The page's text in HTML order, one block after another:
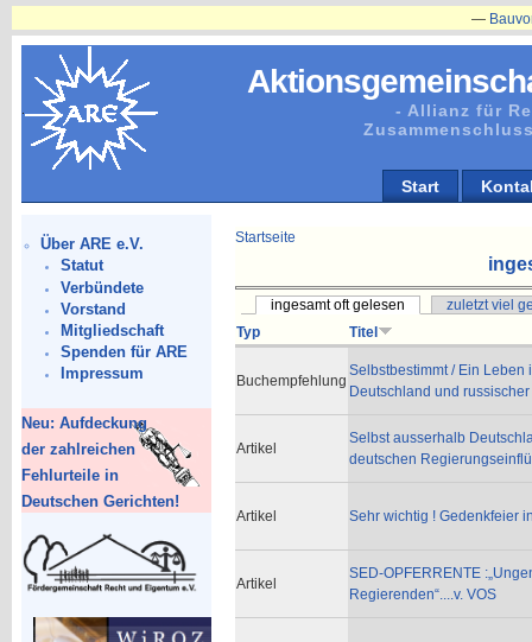
- Allianz für
Start
Über ARE e.V.
Statut
Verbündete
Vorstand
Mitgliedschaft
Spenden für ARE
Impressum
Neu: Aufdeckung
der zahlreichen
Fehlurteile in
Deutschen Gerichten!
Startseite
ingesamt oft gelesen
zuletzt viel
Typ
Titel
Buchempfehlung
Selbstbestimmt / Ein
Deutschland und
Artikel
Selbst ausserhalb
deutschen
Artikel Sehr wichtig ! Gedenkfeier
Artikel
SED-OPFERRENTE
Regierenden“....v. VOS